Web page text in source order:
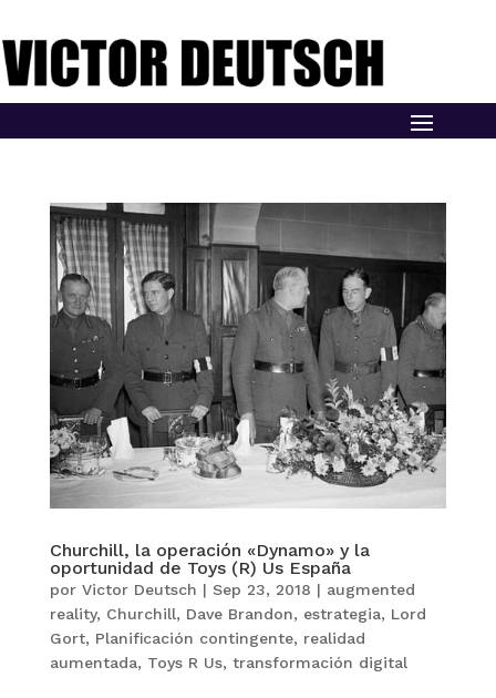
Churchill, la operación «Dynamo» y la
oportunidad de Toys (R) Us España
por Victor Deutsch | Sep 23, 2018 | augmented
reality, Churchill, Dave Brandon, estrategia, Lord
Gort, Planificación contingente, realidad
aumentada, Toys R Us, transformación digital